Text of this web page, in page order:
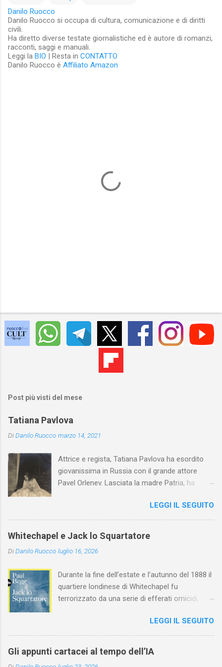
Danilo Ruocco
Danilo Ruocco si occupa di cultura, comunicazione e di diritti
civili.
Ha diretto diverse testate giornalistiche ed è autore di romanzi,
racconti, saggi e manuali.
Leggi la BIO | Resta in CONTATTO
Danilo Ruocco è Affiliato Amazon
Post più visti del mese
Tatiana Pavlova
DiDanilo Ruocco marzo 14, 2021
Attrice e regista, Tatiana Pavlova ha esordito
giovanissima in Russia con il grande attore
Pavel Orlenev. Lasciata la madre Patria, ha
l'arte della Pavlova ha raggiunto la piena
maturità ed è stata in grado di rinnovare
profondamente l'attardato mondo teatrale
LEGGI IL SEGUITO
Whitechapel e Jack lo Squartatore
DiDanilo Ruocco luglio 16, 2026
Durante la fine dell’estate e l’autunno del 1888 il
quartiere londinese di Whitechapel fu
terrorizzato da una serie di efferati omicidi,
assassino ribattezzato Jack lo Squartatore la
cui identità, tutt’oggi, resta ignota. Paul Begg in
Jack lo Squartatore: la vera storia , edito da
Utet, ricostruisce non solo i cinque omicidi
LEGGI IL SEGUITO
Gli appunti cartacei al tempo dell’IA